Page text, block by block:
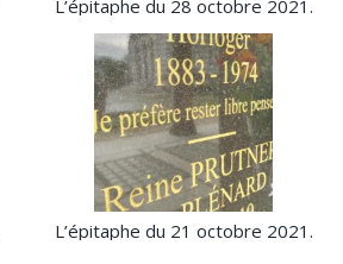
L’épitaphe du 28 octobre 2021.
L’épitaphe du 21 octobre 2021.